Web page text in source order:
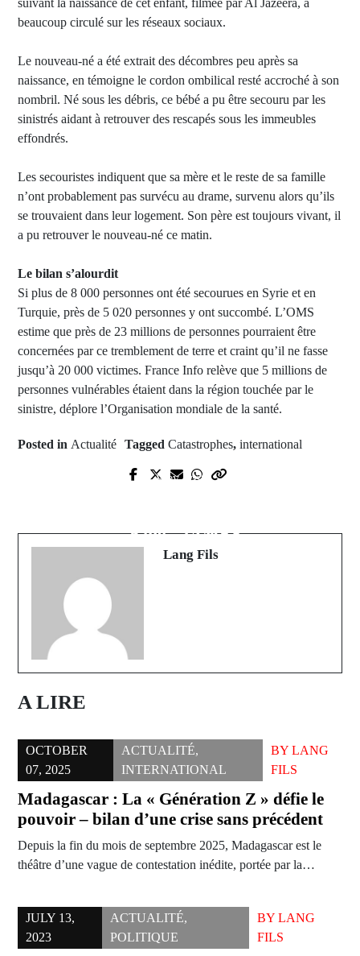
suivant la naissance de cet enfant, filmée par Al Jazeera, a
beaucoup circulé sur les réseaux sociaux.
Le nouveau-né a été extrait des décombres peu après sa
naissance, en témoigne le cordon ombilical resté accroché à son
nombril. Né sous les débris, ce bébé a pu être secouru par les
sinistrés aidant à retrouver des rescapés sous les immeubles
effondrés.
Les secouristes indiquent que sa mère et le reste de sa famille
n’ont probablement pas survécu au drame, survenu alors qu’ils
se trouvaient dans leur logement. Son père est toujours vivant, il
a pu retrouver le nouveau-né ce matin.
Le bilan s’alourdit
Si plus de 8 000 personnes ont été secourues en Syrie et en
Turquie, près de 5 020 personnes y ont succombé. L’OMS
estime que près de 23 millions de personnes pourraient être
concernées par ce tremblement de terre et craint qu’il ne fasse
jusqu’à 20 000 victimes. France Info relève que 5 millions de
personnes vulnérables étaient dans la région touchée par le
sinistre, déplore l’Organisation mondiale de la santé.
Posted in Actualité Tagged Catastrophes, international
Prev Post
"King" JAMES
Lang Fils
A LIRE
OCTOBER
07, 2025
ACTUALITÉ,
INTERNATIONAL
BYLANG
FILS
Madagascar : La « Génération Z » défie le
pouvoir – bilan d’une crise sans précédent
Depuis la fin du mois de septembre 2025, Madagascar est le
théâtre d’une vague de contestation inédite, portée par la…
JULY 13,
2023
ACTUALITÉ,
POLITIQUE
BYLANG
FILS